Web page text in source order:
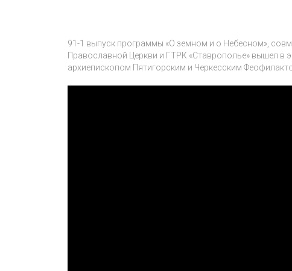
91-1 выпуск программы «О земном и о Небесном»,
Православной Церкви и ГТРК «Ставрополье» вышел в
архиепископом Пятигорским и Черкесским